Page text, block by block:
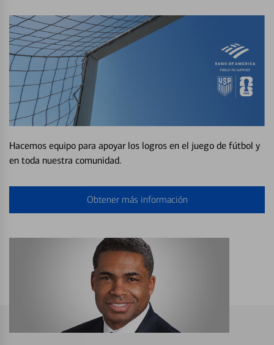
Hacemos equipo para apoyar los logros en el juego de fútbol y
en toda nuestra comunidad.
Obtener más información